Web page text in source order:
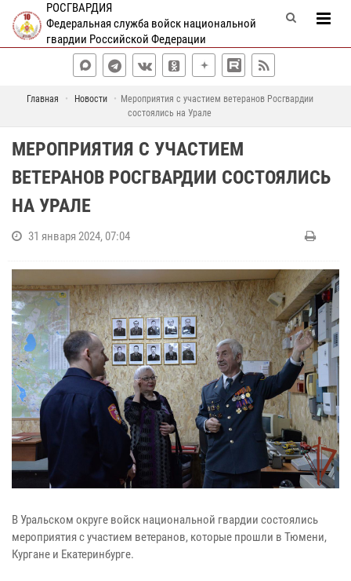
РОСГВАРДИЯ
Федеральная служба войск национальной
гвардии Российской Федерации
Главная Новости
Мероприятия с участием ветеранов Росгвардии
состоялись на Урале
МЕРОПРИЯТИЯ С УЧАСТИЕМ
ВЕТЕРАНОВ РОСГВАРДИИ СОСТОЯЛИСЬ
НА УРАЛЕ
31 января 2024, 07:04
В Уральском округе войск национальной гвардии состоялись
мероприятия с участием ветеранов, которые прошли в Тюмени,
Кургане и Екатеринбурге.